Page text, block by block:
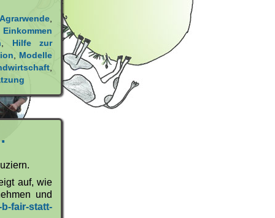
Agrarwende
Einkommen
Hilfe zur
,Modelle
auf, wie
und
fair-statt-